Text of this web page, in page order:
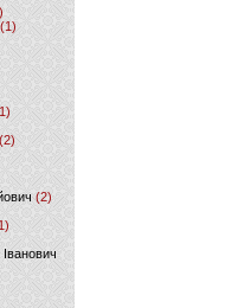
(1)
(2)